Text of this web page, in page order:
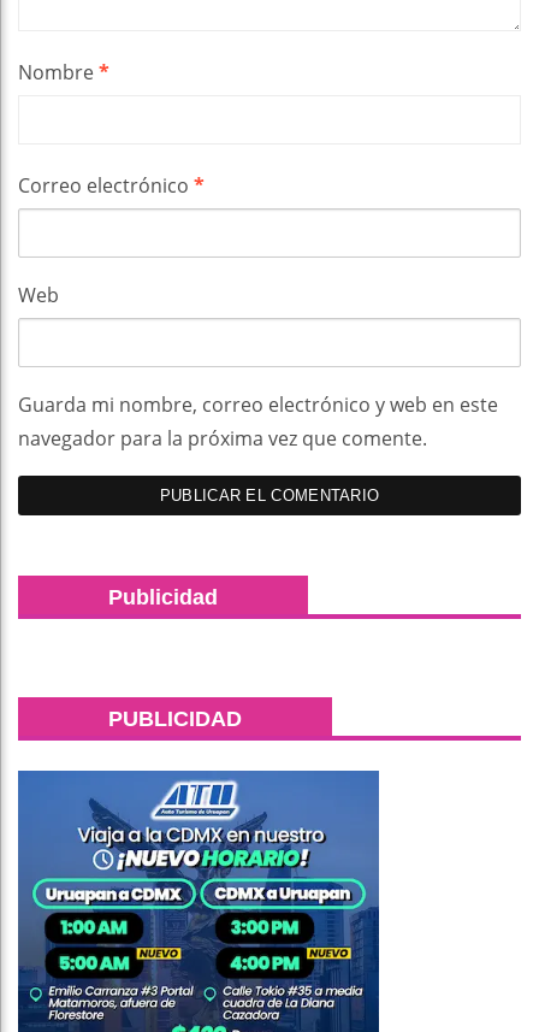
Nombre*
Correo electrónico *
Web
Guarda mi nombre, correo electrónico y web en este
navegador para la próxima vez que comente.
Publicidad
PUBLICIDAD